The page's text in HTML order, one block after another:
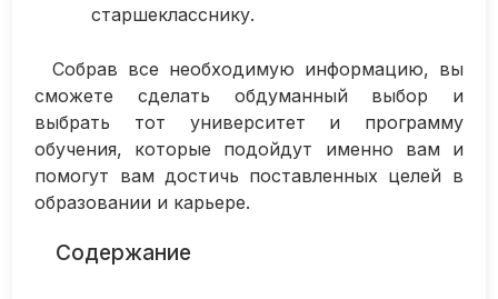
старшекласснику.
Собрав все необходимую информацию, вы
сможете сделать обдуманный выбор и
выбрать тот университет и программу
обучения, которые подойдут именно вам и
помогут вам достичь поставленных целей в
образовании и карьере.
Содержание